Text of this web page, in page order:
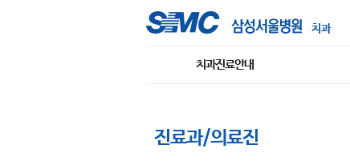
치과
치과진료안내
진료과/의료진